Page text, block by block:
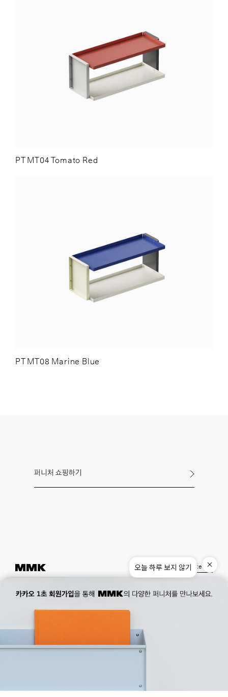
PT MT04 Tomato Red
PT MT08 Marine Blue
퍼니처 쇼핑하기
대표자 : 박기민 사업자 등록번호 : 821-86-02281
Museum. 02. 777. 5887 Office.02. 777. 5778
177, Duteopbawi-ro, Yongsan-gu, Seoul, Korea
Official : hello@mmk-seoul.com
Instagram Pinterest
오늘 하루 보지 않기